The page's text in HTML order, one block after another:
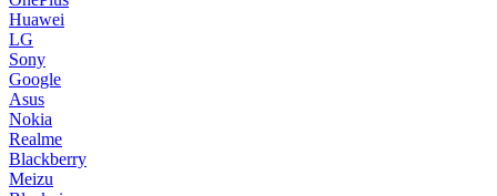
Huawei
LG
Sony
Google
Asus
Nokia
Realme
Blackberry
Meizu